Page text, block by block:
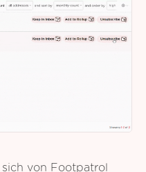
von Footpatrol